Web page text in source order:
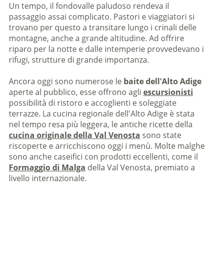
Un tempo, il fondovalle paludoso rendeva il
passaggio assai complicato. Pastori e viaggiatori si
trovano per questo a transitare lungo i crinali delle
montagne, anche a grande altitudine. Ad offrire
riparo per la notte e dalle intemperie provvedevano i
rifugi, strutture di grande importanza.
Ancora oggi sono numerose le baite dell'Alto Adige
aperte al pubblico, esse offrono agli escursionisti
possibilità di ristoro e accoglienti e soleggiate
terrazze. La cucina regionale dell'Alto Adige è stata
nel tempo resa più leggera, le antiche ricette della
cucina originale della Val Venosta sono state
riscoperte e arricchiscono oggi i menù. Molte malghe
sono anche caseifici con prodotti eccellenti, come il
Formaggio di Malga della Val Venosta, premiato a
livello internazionale.